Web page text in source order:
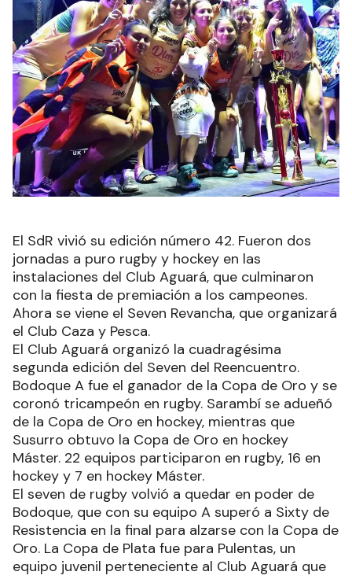
El SdR vivió su edición número 42. Fueron dos
jornadas a puro rugby y hockey en las
instalaciones del Club Aguará, que culminaron
con la fiesta de premiación a los campeones.
Ahora se viene el Seven Revancha, que organizará
el Club Caza y Pesca.
El Club Aguará organizó la cuadragésima
segunda edición del Seven del Reencuentro.
Bodoque A fue el ganador de la Copa de Oro y se
coronó tricampeón en rugby. Sarambí se adueñó
de la Copa de Oro en hockey, mientras que
Susurro obtuvo la Copa de Oro en hockey
Máster. 22 equipos participaron en rugby, 16 en
hockey y 7 en hockey Máster.
El seven de rugby volvió a quedar en poder de
Bodoque, que con su equipo A superó a Sixty de
Resistencia en la final para alzarse con la Copa de
Oro. La Copa de Plata fue para Pulentas, un
equipo juvenil perteneciente al Club Aguará que